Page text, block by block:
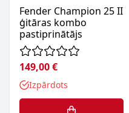
Fender Champion 25 II
ģitāras kombo
pastiprinātājs
149,00 €
Izpārdots